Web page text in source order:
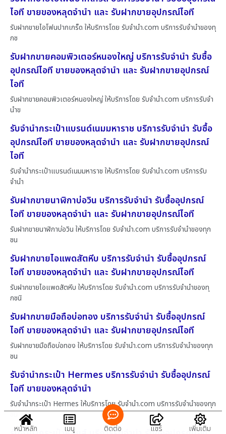
ไอที ขายของหลุดจำนำ และ รับฝากขายอุปกรณ์ไอที
รับฝากขายไอโฟนปากเกร็ด ให้บริการโดย รับจํานํา.com บริการรับจำนำของทุ
กช
รับฝากขายคอมพิวเตอร์หนองใหญ่ บริการรับจำนำ รับซื้อ
อุปกรณ์ไอที ขายของหลุดจำนำ และ รับฝากขายอุปกรณ์
ไอที
รับฝากขายคอมพิวเตอร์หนองใหญ่ ให้บริการโดย รับจํานํา.com บริการรับจำ
นำข
รับจำนำกระเป๋าแบรนด์เนมมหาราช บริการรับจำนำ รับซื้อ
อุปกรณ์ไอที ขายของหลุดจำนำ และ รับฝากขายอุปกรณ์
ไอที
รับจำนำกระเป๋าแบรนด์เนมมหาราช ให้บริการโดย รับจํานํา.com บริการรับ
จำนำ
รับฝากขายนาฬิกาบ่อวิน บริการรับจำนำ รับซื้ออุปกรณ์
ไอที ขายของหลุดจำนำ และ รับฝากขายอุปกรณ์ไอที
รับฝากขายนาฬิกาบ่อวิน ให้บริการโดย รับจํานํา.com บริการรับจำนำของทุก
ชน
รับฝากขายไอแพดสัตหีบ บริการรับจำนำ รับซื้ออุปกรณ์
ไอที ขายของหลุดจำนำ และ รับฝากขายอุปกรณ์ไอที
รับฝากขายไอแพดสัตหีบ ให้บริการโดย รับจํานํา.com บริการรับจำนำของทุ
กชนิ
รับฝากขายมือถือบ่อทอง บริการรับจำนำ รับซื้ออุปกรณ์
ไอที ขายของหลุดจำนำ และ รับฝากขายอุปกรณ์ไอที
รับฝากขายมือถือบ่อทอง ให้บริการโดย รับจํานํา.com บริการรับจำนำของทุก
ชน
รับจำนำกระเป๋า Hermes บริการรับจำนำ รับซื้ออุปกรณ์
ไอที ขายของหลุดจำนำ
รับจำนำกระเป๋า Hermes ให้บริการโดย รับจํานํา.com บริการรับจำนำของทุก
ชน
หน้าหลัก เมนู ติดต่อ แชร์ เพิ่มเติม